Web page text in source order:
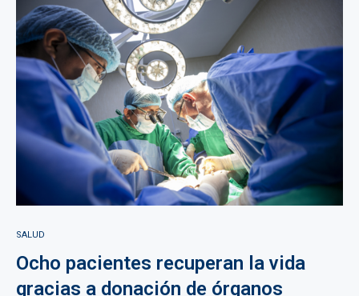
SALUD
Ocho pacientes recuperan la vida
gracias a donación de órganos